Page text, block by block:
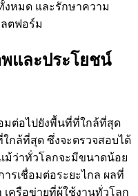
หมด และรักษาความ
ตฟอร์ม
และประโยชน์
มต่อไปยังพื้นที่ที่ใกล้ที่สุด
กล้ที่สุด ซึ่งจะตรวจสอบได้
ม้ว่าทั่วโลกจะมีขนาดน้อย
รเชื่อมต่อระยะไกล ผลที่
ครือข่ายที่ผู้ใช้งานทั่วโลก